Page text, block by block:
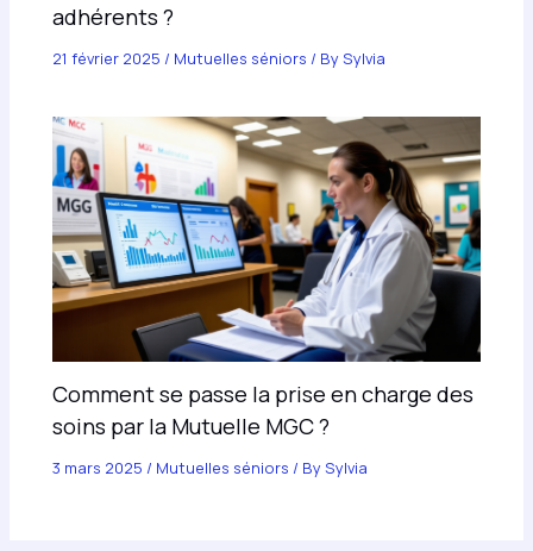
adhérents ?
21 février 2025 / Mutuelles séniors / BySylvia
Comment se passe la prise en charge des
soins par la Mutuelle MGC ?
3 mars 2025 / Mutuelles séniors / BySylvia